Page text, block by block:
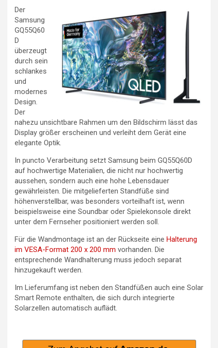
Der
Samsung
GQ55Q60
D
überzeugt
durch sein
schlankes
und
modernes
Design.
Der
nahezu unsichtbare Rahmen um den Bildschirm lässt das
Display größer erscheinen und verleiht dem Gerät eine
elegante Optik.
In puncto Verarbeitung setzt Samsung beim GQ55Q60D
auf hochwertige Materialien, die nicht nur hochwertig
aussehen, sondern auch eine hohe Lebensdauer
gewährleisten. Die mitgelieferten Standfüße sind
höhenverstellbar, was besonders vorteilhaft ist, wenn
beispielsweise eine Soundbar oder Spielekonsole direkt
unter dem Fernseher positioniert werden soll.
Für die Wandmontage ist an der Rückseite eine Halterung
im VESA-Format 200 x 200 mm vorhanden. Die
entsprechende Wandhalterung muss jedoch separat
hinzugekauft werden.
Im Lieferumfang ist neben den Standfüßen auch eine Solar
Smart Remote enthalten, die sich durch integrierte
Solarzellen automatisch auflädt.